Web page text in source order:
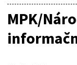
MPK/